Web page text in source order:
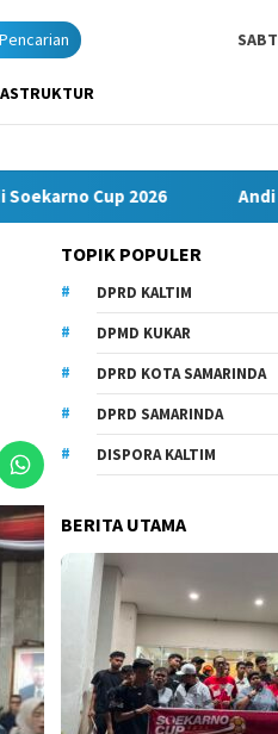
Pencarian
Cup 2026 Andi Satya
TOPIK POPULER
DPRD KALTIM
DPMD KUKAR
DPRD KOTA SAMARINDA
DPRD SAMARINDA
DISPORA KALTIM
BERITA UTAMA